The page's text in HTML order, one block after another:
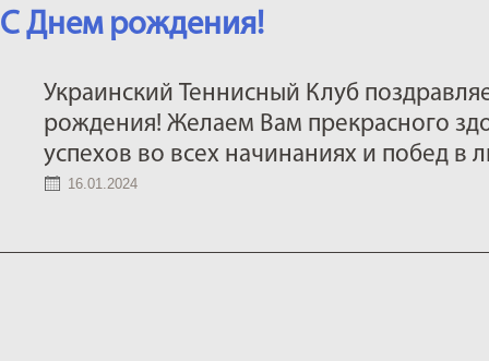
C Днем рождения!
Украинский Теннисный Клуб
рождения! Желаем Вам прекрасного
успехов во всех начинаниях и побед в
16.01.2024